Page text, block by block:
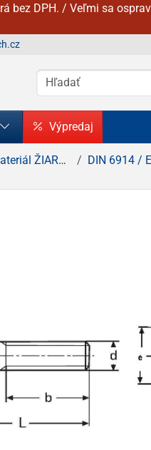
bez DPH. / Veľmi sa
Výpredaj
ŽIAROVÝ zinok DIN 6914 / EN